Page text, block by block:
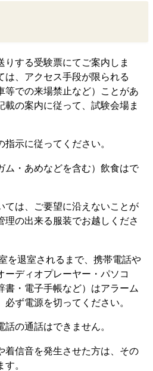
りする受験票にてご案内しま
は、アクセス手段が限られる
等での来場禁止など）ことがあ
載の案内に従って、試験会場ま
示に従ってください。
ム・あめなどを含む）飲食はで
ては、ご要望に沿えないことが
理の出来る服装でお越しくださ
を退室されるまで、携帯電話や
ーディオプレーヤー・パソコ
書・電子手帳など）はアラーム
ず電源を切ってください。
の通話はできません。
着信音を発生させた方は、その
。